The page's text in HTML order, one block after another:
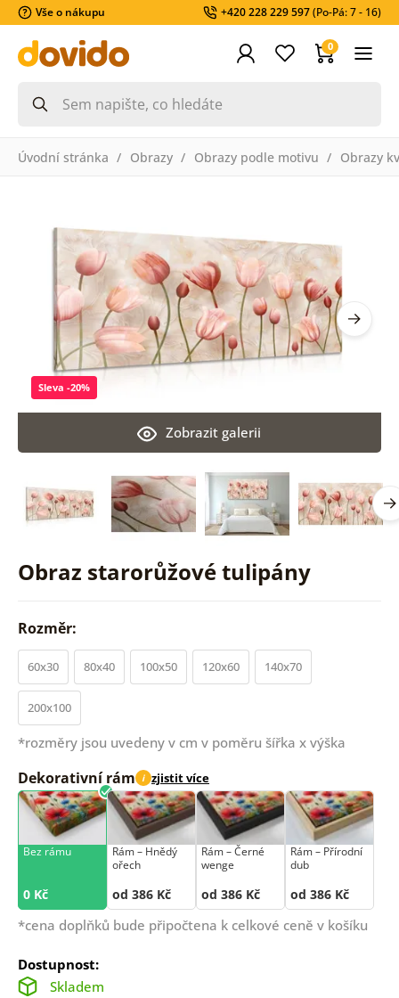
Vše o nákupu +420 228 229 597(Po-Pá: 7 - 16)
0
Úvodní stránka Obrazy Obrazy podle motivu Obrazy
Obraz starorůžové tulipány
Zobrazit galerii
Sleva -20%
Rozměr:
60x30 80x40 100x50 120x60 140x70
200x100
*rozměry jsou uvedeny v cm v poměru šířka x výška
Dekorativní rám i zjistit více
Bez rámu
0 Kč
Rám –⁠⁠⁠⁠⁠⁠ Hnědý
ořech
od 386 Kč
Rám –⁠⁠⁠⁠⁠⁠ Černé
wenge
od 386 Kč
Rám –⁠⁠⁠⁠⁠⁠ Přírodní
dub
od 386 Kč
*cena doplňků bude připočtena k celkové ceně v košíku
Dostupnost:
Skladem